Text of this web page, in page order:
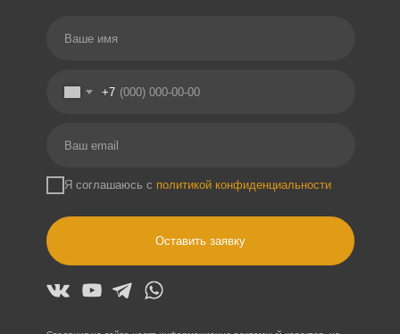
+7
Я соглашаюсь с политикой конфиденциальности
Оставить заявку